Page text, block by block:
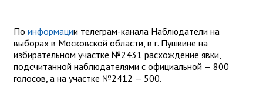
По информации телеграм-канала Наблюдатели на
выборах в Московской области, в г. Пушкине на
избирательном участке №2431 расхождение явки,
подсчитанной наблюдателями с официальной — 800
голосов, а на участке №2412 — 500.